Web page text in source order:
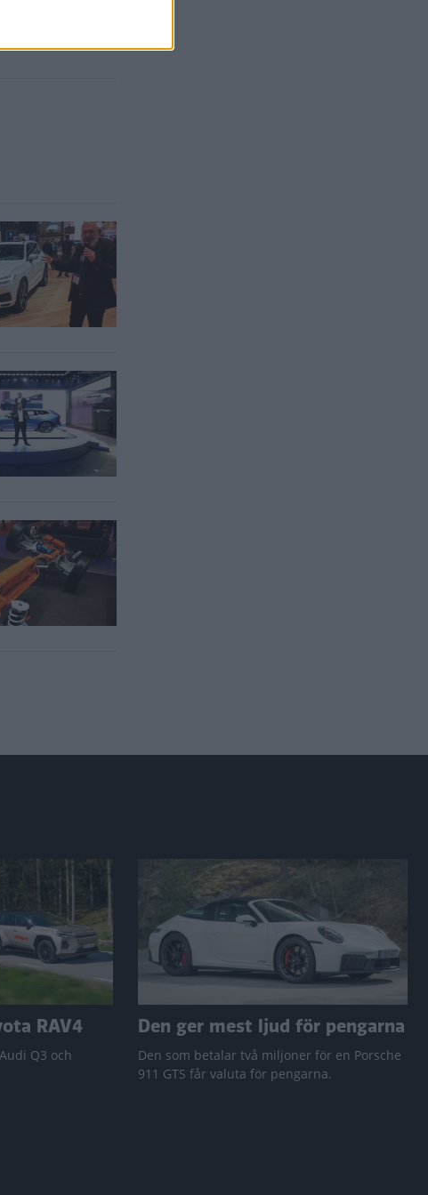
RAV4
Q3 och
Den ger mest ljud för pengarna
Den som betalar två miljoner för en Porsche
911 GTS får valuta för pengarna.